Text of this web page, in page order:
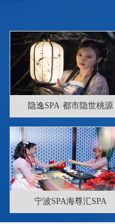
隐逸SPA·都市隐世桃源
宁波SPA海尊汇SPA